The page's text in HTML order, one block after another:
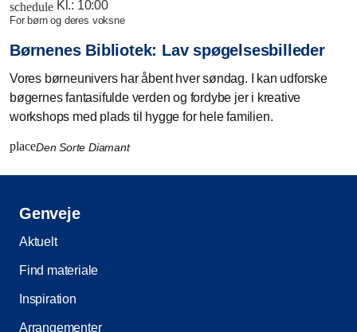
schedule Kl.: 10:00
for børn og deres voksne
Børnenes Bibliotek: Lav spøgelsesbilleder
Vores børneunivers har åbent hver søndag. I kan udforske
bøgernes fantasifulde verden og fordybe jer i kreative
workshops med plads til hygge for hele familien.
placeDen Sorte Diamant
Genveje
Aktuelt
Find materiale
Inspiration
Arrangementer